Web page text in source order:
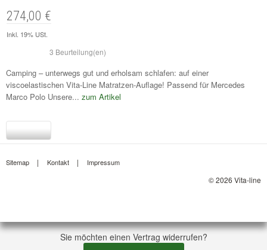
274,00 €
Inkl. 19% USt.
3 Beurteilung(en)
Camping – unterwegs gut und erholsam schlafen: auf einer
viscoelastischen Vita-Line Matratzen-Auflage! Passend für Mercedes
Marco Polo Unsere... zum Artikel
Sitemap Kontakt Impressum
© 2026 Vita-line
Sie möchten einen Vertrag widerrufen?